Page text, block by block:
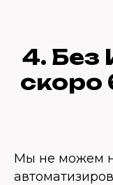
4. Без
скоро
Мы не можем